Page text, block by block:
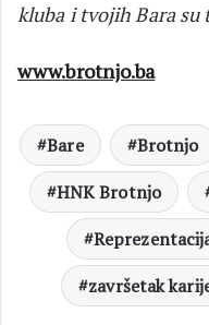
kluba i tvojih Bara
www.brotnjo.ba
Bare Brotnjo
HNK Brotnjo
završetak